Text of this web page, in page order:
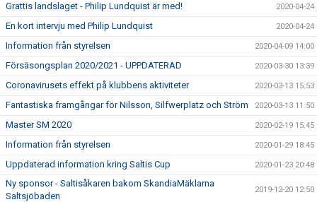
Grattis landslaget - Philip Lundquist är med! 2020-04-24
En kort intervju med Philip Lundquist 2020-04-24
Information från styrelsen 2020-04-09 14:00
Försäsongsplan 2020/2021 - UPPDATERAD 2020-03-30 13:39
Coronavirusets effekt på klubbens aktiviteter 2020-03-13 15:53
Fantastiska framgångar för Nilsson, Silfwerplatz och Ström 2020-03-13 11:50
Master SM 2020 2020-02-19 15:45
Information från styrelsen 2020-01-29 18:45
Uppdaterad information kring Saltis Cup 2020-01-23 20:48
Ny sponsor - Saltisåkaren bakom SkandiaMäklarna
Saltsjöbaden
2019-12-20 12:50